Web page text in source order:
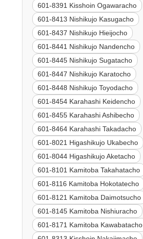
601-8391 Kisshoin Ogawaracho
601-8413 Nishikujo Kasugacho
601-8437 Nishikujo Hieijocho
601-8441 Nishikujo Nandencho
601-8445 Nishikujo Sugatacho
601-8447 Nishikujo Karatocho
601-8448 Nishikujo Toyodacho
601-8454 Karahashi Keidencho
601-8455 Karahashi Ashibecho
601-8464 Karahashi Takadacho
601-8021 Higashikujo Ukabecho
601-8044 Higashikujo Aketacho
601-8101 Kamitoba Takahatacho
601-8116 Kamitoba Hokotatecho
601-8121 Kamitoba Daimotsucho
601-8145 Kamitoba Nishiuracho
601-8171 Kamitoba Kawabatacho